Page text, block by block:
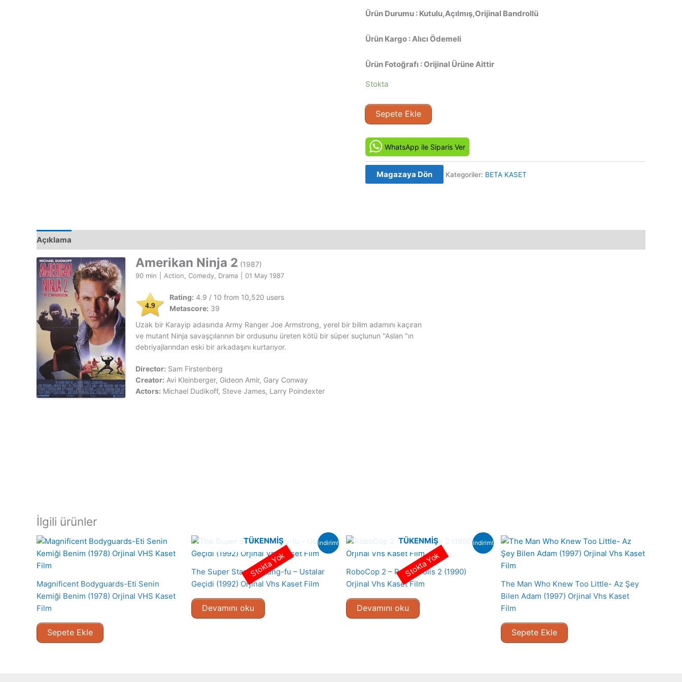
Ürün Durumu : Kutulu,Açılmış,Orijinal Bandrollü
Ürün Kargo : Alıcı Ödemeli
Ürün Fotoğrafı : Orijinal Ürüne Aittir
Stokta
American
Ninja
Amerikan
Ninja
(1987)
Film
Sepete Ekle
WhatsApp ile Siparis Ver
Magazaya Dön Kategoriler: BETA KASET
Açıklama
Amerikan Ninja 2 (1987)
90 min Action, Comedy, Drama 01 May 1987
4.9
Rating: 4.9 / 10 from 10,520 users
Metascore: 39
Uzak bir Karayip adasında Army Ranger Joe Armstrong, yerel bir bilim adamını kaçıran
ve mutant Ninja savaşçılarının bir ordusunu üreten kötü bir süper suçlunun "Aslan "ın
debriyajlarından eski bir arkadaşını kurtarıyor.
Director: Sam Firstenberg
Creator: Avi Kleinberger, Gideon Amir, Gary Conway
Actors: Michael Dudikoff, Steve James, Larry Poindexter
İlgili ürünler
Magnificent Bodyguards-Eti Senin
Kemiği Benim (1978) Orjinal VHS Kaset
Film
Sepete Ekle
indirim!
TÜKENMIŞ
The Super Stars Of Kung-fu – Ustalar
Geçidi (1992) Orjinal Vhs Kaset Film
Devamını oku
Stokta Yok
indirim!
TÜKENMIŞ
RoboCop 2 – Robot Polis 2 (1990)
Orjinal Vhs Kaset Film
Devamını oku
Stokta Yok
The Man Who Knew Too Little- Az Şey
Bilen Adam (1997) Orjinal Vhs Kaset
Film
Sepete Ekle